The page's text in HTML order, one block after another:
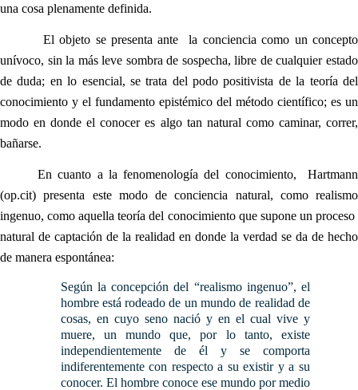
una cosa plenamente definida.
El objeto se presenta ante la conciencia como un concepto
unívoco, sin la más leve sombra de sospecha, libre de cualquier estado
de duda; en lo esencial, se trata del podo positivista de la teoría del
conocimiento y el fundamento epistémico del método científico; es un
modo en donde el conocer es algo tan natural como caminar, correr,
bañarse.
En cuanto a la fenomenología del conocimiento, Hartmann
(op.cit) presenta este modo de conciencia natural, como realismo
ingenuo, como aquella teoría del conocimiento que supone un proceso
natural de captación de la realidad en donde la verdad se da de hecho
de manera espontánea:
Según la concepción del “realismo ingenuo”, el
hombre está rodeado de un mundo de realidad de
cosas, en cuyo seno nació y en el cual vive y
muere, un mundo que, por lo tanto, existe
independientemente de él y se comporta
indiferentemente con respecto a su existir y a su
conocer. El hombre conoce ese mundo por medio